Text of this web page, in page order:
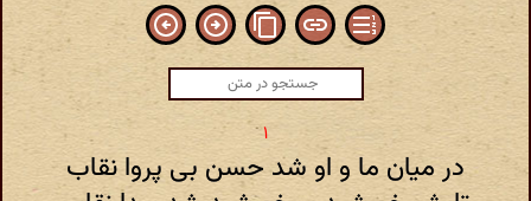
در میان ما و او شد حسن بی پروا نقاب